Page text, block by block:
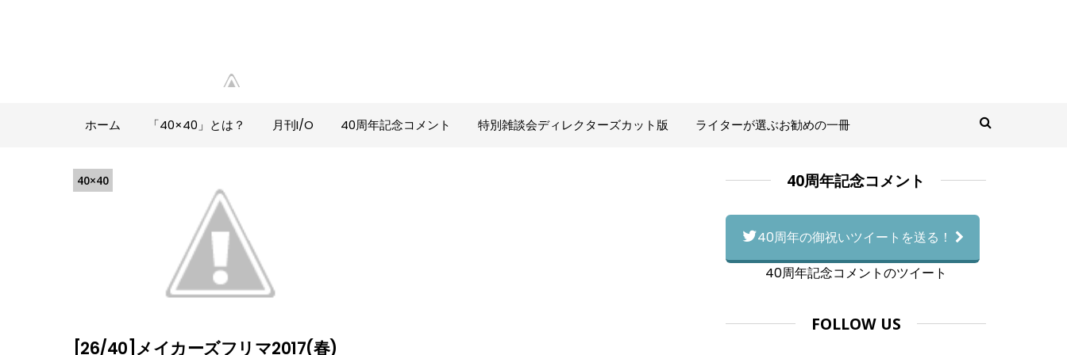
ホーム 「40×40」とは？ 月刊I/O 40周年記念コメント 特別雑談会ディレクターズカット版 ライターが選ぶお勧めの一冊
40×40
[26/40]メイカーズフリマ2017(春)
40周年記念コメント
40周年の御祝いツイートを送る！
40周年記念コメントのツイート
FOLLOW US